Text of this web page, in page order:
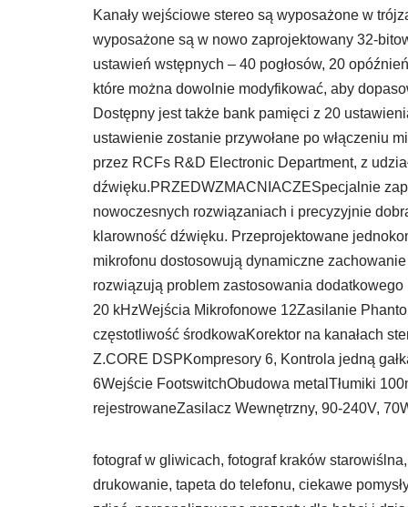
Kanały wejściowe stereo są wyposażone w
wyposażone są w nowo zaprojektowany 32-
ustawień wstępnych – 40 pogłosów, 20
które można dowolnie modyfikować, aby
Dostępny jest także bank pamięci z 20
ustawienie zostanie przywołane po włączeniu
przez RCFs R&D Electronic Department, z
dźwięku.PRZEDWZMACNIACZESpecjalnie
nowoczesnych rozwiązaniach i precyzyjnie
klarowność dźwięku. Przeprojektowane
mikrofonu dostosowują dynamiczne
rozwiązują problem zastosowania
20 kHzWejścia Mikrofonowe 12Zasilanie
częstotliwość środkowaKorektor na kanałach
Z.CORE DSPKompresory 6, Kontrola jedną
6Wejście FootswitchObudowa metalTłumiki
rejestrowaneZasilacz Wewnętrzny, 90-240V,
fotograf w gliwicach, fotograf kraków
drukowanie, tapeta do telefonu, ciekawe